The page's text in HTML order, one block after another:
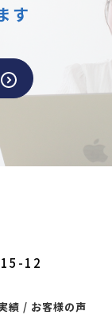
す
12
績 / お客様の声